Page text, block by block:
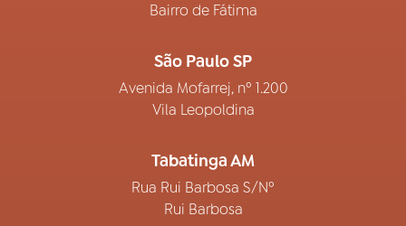
Bairro de Fátima
São Paulo SP
Avenida Mofarrej, nº 1.200
Vila Leopoldina
Tabatinga AM
Rua Rui Barbosa S/Nº
Rui Barbosa